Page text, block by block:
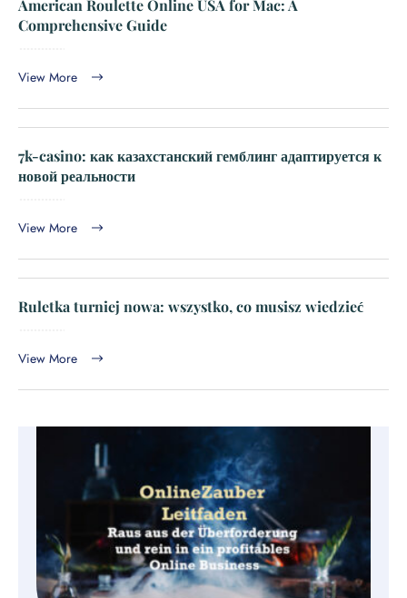
American Roulette Online USA for Mac: A
Comprehensive Guide
View More
7k-casino: как казахстанский гемблинг адаптируется к
новой реальности
View More
Ruletka turniej nowa: wszystko, co musisz wiedzieć
View More